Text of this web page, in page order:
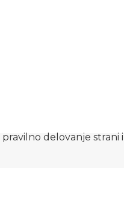
delovanje